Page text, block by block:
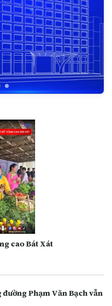
cao Bát Xát
đường Phạm Văn Bạch vẫn